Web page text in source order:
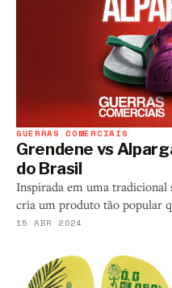
GUERRAS COMERCIAIS
Grendene vs
do Brasil
Inspirada em uma tradicional
cria um produto tão popular
15 ABR 2024